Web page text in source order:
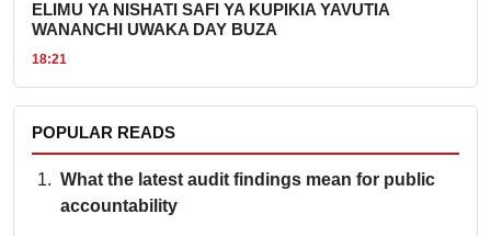
ELIMU YA NISHATI SAFI YA KUPIKIA YAVUTIA
WANANCHI UWAKA DAY BUZA
18:21
POPULAR READS
What the latest audit findings mean for public
accountability